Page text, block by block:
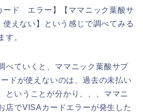
ード エラー】【ママニック葉酸サ
えない】という感じで調べてみる
す。
べていくと、ママニック葉酸サプ
ドが使えないのは、過去の未払い
ということが分かり、、、ママニ
店でVISAカードエラーが発生した